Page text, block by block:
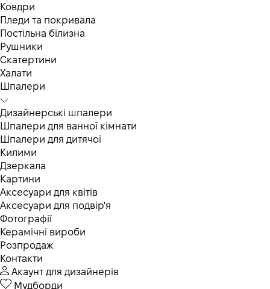
Ковдри
Пледи та покривала
Постільна білизна
Рушники
Скатертини
Халати
Шпалери
Дизайнерські шпалери
Шпалери для ванної кімнати
Шпалери для дитячої
Килими
Дзеркала
Картини
Аксесуари для квітів
Аксесуари для подвір'я
Фотографії
Керамічні вироби
Розпродаж
Контакти
Акаунт для дизайнерів
Мудборди